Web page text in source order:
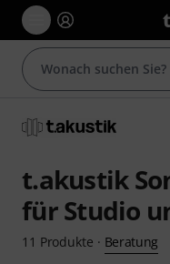
t.akustik
für Studio
11 Produkte · Beratung